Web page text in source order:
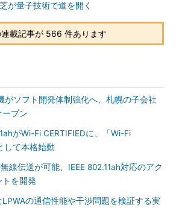
が量子技術で道を開く
載記事が 566 件あります
がソフト開発体制強化へ、札幌の子会社
ープン
がWi-Fi CERTIFIEDに、「Wi-Fi
して本格始動
線伝送が可能、IEEE 802.11ah対応のアク
トを開発
LPWAの通信性能や干渉問題を検証する実